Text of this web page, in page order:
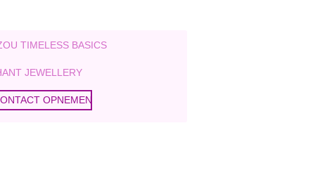
TIMELESS BASICS
JEWELLERY
OPNEMEN